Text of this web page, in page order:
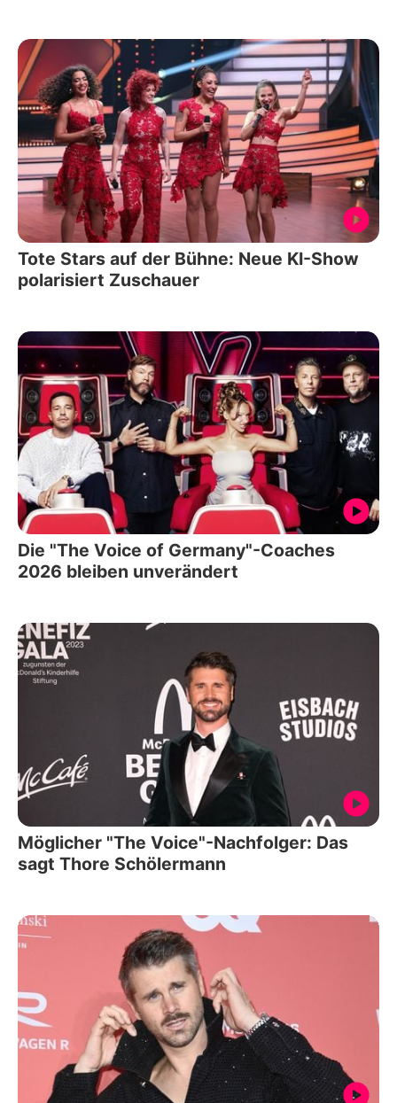
Tote Stars auf der Bühne: Neue KI-Show
polarisiert Zuschauer
Die "The Voice of Germany"-Coaches
2026 bleiben unverändert
Möglicher "The Voice"-Nachfolger: Das
sagt Thore Schölermann